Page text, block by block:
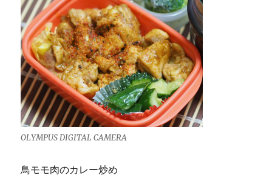
OLYMPUS DIGITAL CAMERA
鳥モモ肉のカレー炒め